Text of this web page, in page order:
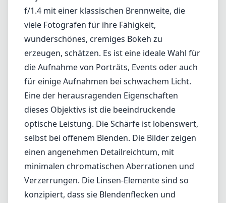
PREIS PRÜFEN BEI AMAZON
Testbericht
Das Samyang/Rokinon AF 85mm F1.4 RF ist ein
beeindruckendes Objektiv, das die Fähigkeiten
der Autofokus-Technologie von Rokinon
demonstriert und speziell für das Canon RF-
Bajonett entwickelt wurde. Dieses Portrait-
Objektiv kombiniert eine schnelle Blende von
f/1.4 mit einer klassischen Brennweite, die
viele Fotografen für ihre Fähigkeit,
wunderschönes, cremiges Bokeh zu
erzeugen, schätzen. Es ist eine ideale Wahl für
die Aufnahme von Porträts, Events oder auch